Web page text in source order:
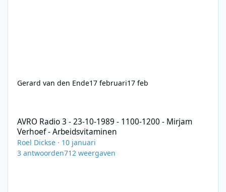
Gerard van den Ende17 februari17 feb
AVRO Radio 3 - 23-10-1989 - 1100-1200 - Mirjam
Verhoef - Arbeidsvitaminen
Roel Dickse · 10 januari
3 antwoorden712 weergaven